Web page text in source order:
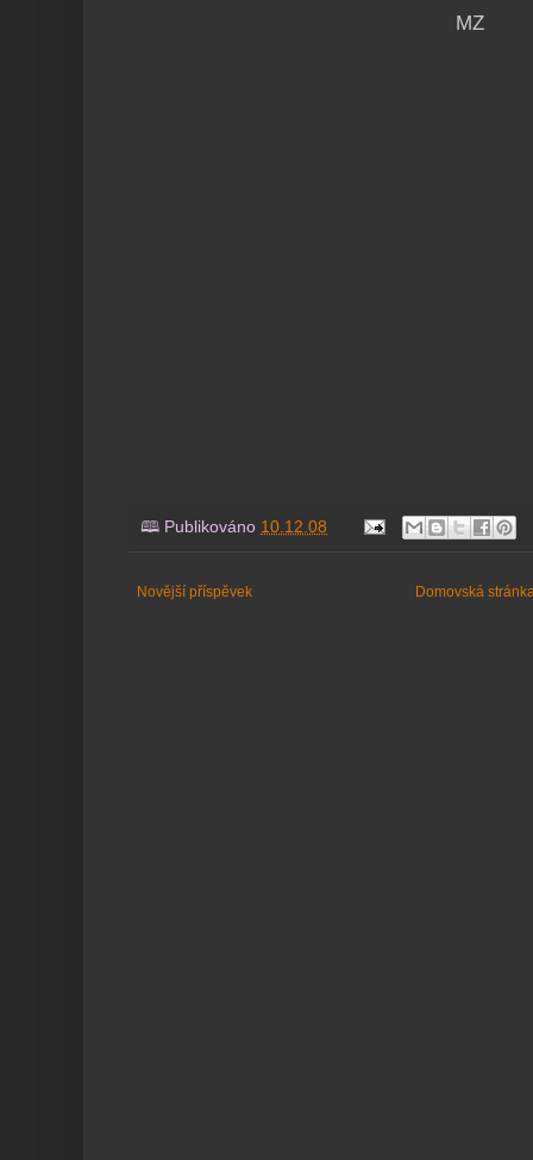
MZ
🕮 Publikováno 10.12.08
Novější příspěvek Domovská